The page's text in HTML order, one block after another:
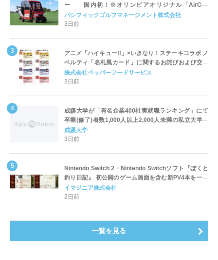
ー 国内初！※オリンピアオリジナル「AirCon
Cart（エアコンカート）」導入 | ＰＧＭ
パシフィックゴルフマネージメント株式会社
3日前
アニメ「ハイキュー!!」×いきなり！ステーキコラボ ノ
ベルティ「名札風カード」に関するお詫びおよび交換
対応についてのご案内
株式会社ペッパーフードサービス
2日前
成蹊大学が「有名企業400社実就職ランキング」にて
卒業(修了)者数1,000人以上2,000人未満の私立大学で
全国第1位を獲得！～実就職率は26.5%（前年比＋
4.3pt）に伸長、東京の私立大学でも10位にランクイン
成蹊大学
3日前
Nintendo Switch 2・Nintendo Switchソフト『ぼくと
釣り日記』 初公開のゲーム画面を含む新PV4本を一挙
公開！
イマジニア株式会社
2日前
一覧を見る